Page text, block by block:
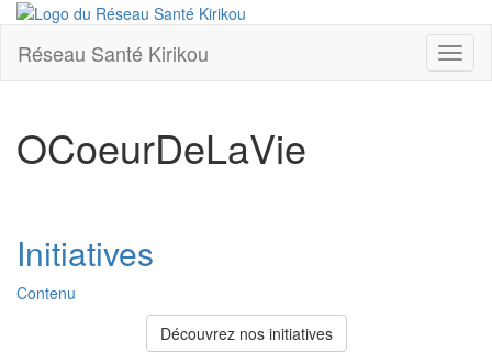
Réseau Santé Kirikou
OCoeurDeLaVie
Initiatives
Contenu
Découvrez nos initiatives